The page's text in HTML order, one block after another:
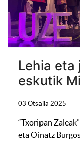
Lehia eta
eskutik
03 Otsaila 2025
“Txoripan
eta Oinatz